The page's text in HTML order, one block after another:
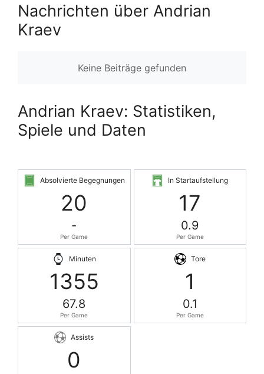
Nachrichten über Andrian
Kraev
Keine Beiträge gefunden
Andrian Kraev: Statistiken,
Spiele und Daten
Absolvierte Begegnungen
20
-
Per Game
In Startaufstellung
17
0.9
Per Game
Minuten
1355
67.8
Per Game
Tore
1
0.1
Per Game
Assists
0